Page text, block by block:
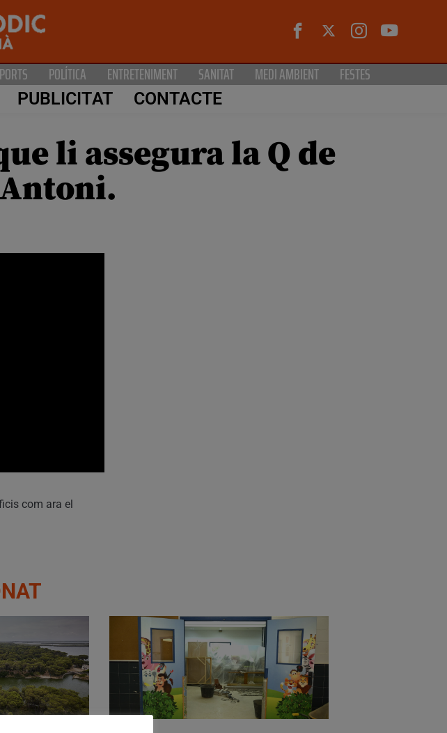
POLÍTICA ENTRETENIMENT SANITAT MEDI AMBIENT FESTES
PUBLICITAT CONTACTE
li assegura la Q de
com ara el